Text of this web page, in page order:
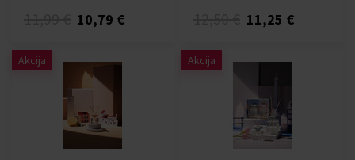
10,79 € 11,25 €
Akcija Akcija